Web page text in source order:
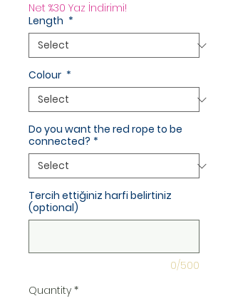
Net %30 Yaz İndirimi!
Length *
Colour *
Do you want the red rope to be
connected? *
Tercih ettiğiniz harfi belirtiniz
(optional)
0/500
Quantity *